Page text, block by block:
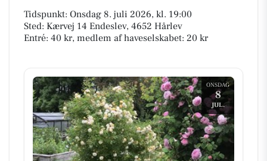
Tidspunkt: Onsdag 8. juli 2026, kl. 19:00
Sted: Kærvej 14 Endeslev, 4652 Hårlev
Entré: 40 kr, medlem af haveselskabet: 20 kr
ONSDAG
8
JUL.